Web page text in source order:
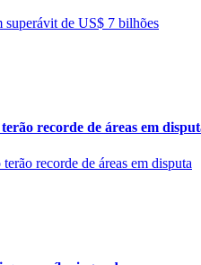
recorde de áreas em